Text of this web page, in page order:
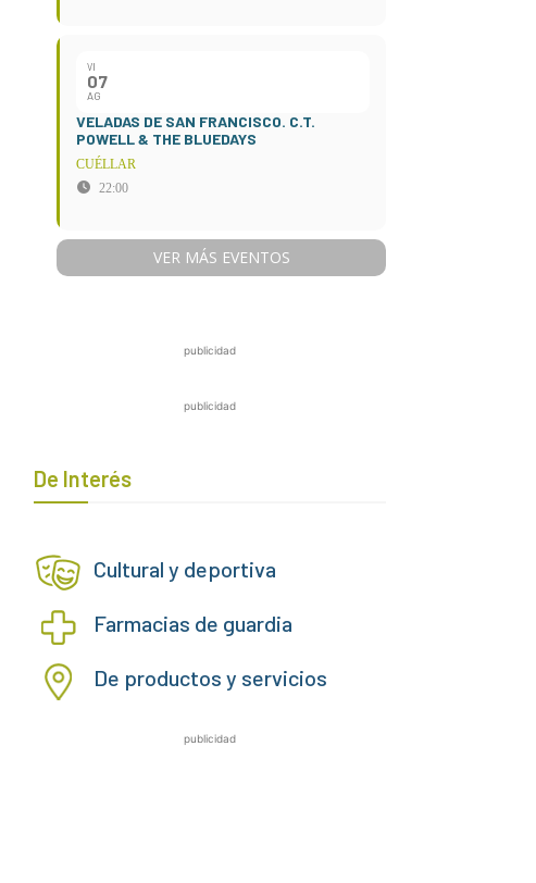
VI
07
AG
VELADAS DE SAN FRANCISCO. C.T.
POWELL & THE BLUEDAYS
CUÉLLAR
22:00
VER MÁS EVENTOS
publicidad
publicidad
De Interés
Cultural y deportiva
Farmacias de guardia
De productos y servicios
publicidad